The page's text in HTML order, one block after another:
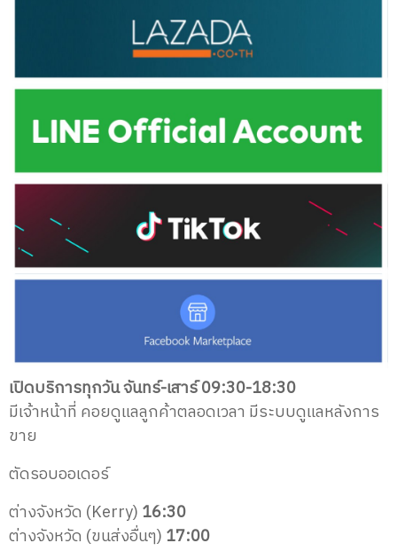
เปิดบริการทุกวัน จันทร์-เสาร์ 09:30-18:30
มีเจ้าหน้าที่ คอยดูแลลูกค้าตลอดเวลา มีระบบดูแลหลังการ
ขาย
ตัดรอบออเดอร์
ต่างจังหวัด (Kerry) 16:30
ต่างจังหวัด (ขนส่งอื่นๆ) 17:00